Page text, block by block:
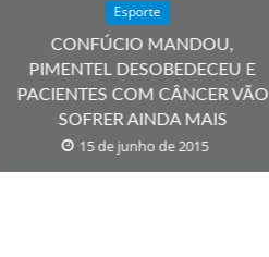
Esporte
CONFÚCIO MANDOU,
PIMENTEL DESOBEDECEU E
PACIENTES COM CÂNCER VÃO
SOFRER AINDA MAIS
15 de junho de 2015